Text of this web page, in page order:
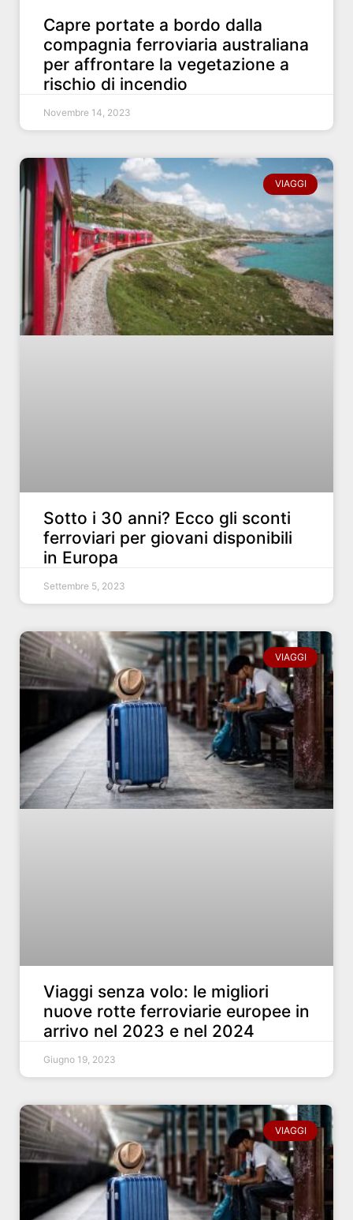
Capre portate a bordo dalla
compagnia ferroviaria australiana
per affrontare la vegetazione a
rischio di incendio
Novembre 14, 2023
VIAGGI
Sotto i 30 anni? Ecco gli sconti
ferroviari per giovani disponibili
in Europa
Settembre 5, 2023
VIAGGI
Viaggi senza volo: le migliori
nuove rotte ferroviarie europee in
arrivo nel 2023 e nel 2024
Giugno 19, 2023
VIAGGI